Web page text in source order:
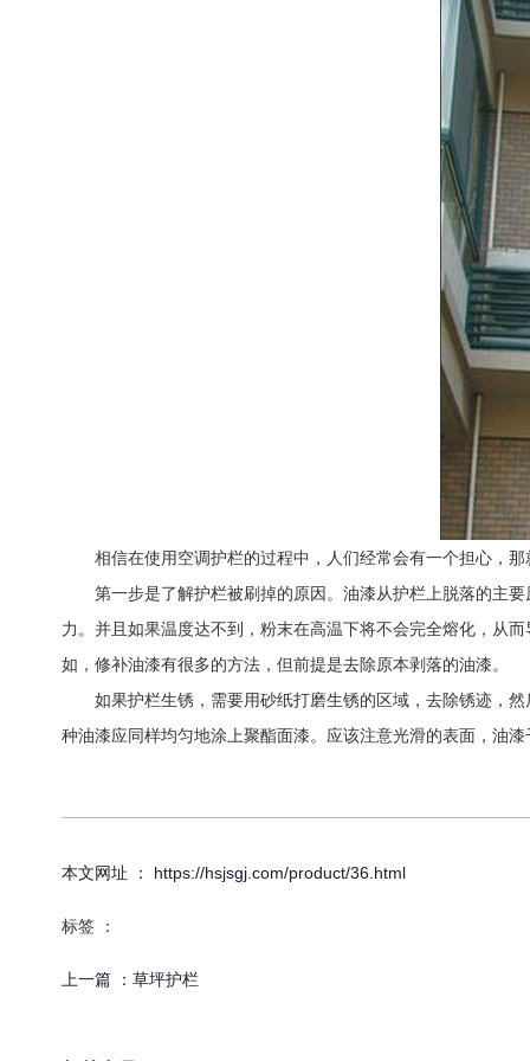
相信在使用空调护栏的过程中，人们经常会有一个担心，那
第一步是了解护栏被刷掉的原因。油漆从护栏上脱落的主要
力。并且如果温度达不到，粉末在高温下将不会完全熔化，从
如，修补油漆有很多的方法，但前提是去除原本剥落的油漆。
如果护栏生锈，需要用砂纸打磨生锈的区域，去除锈迹，然
种油漆应同样均匀地涂上聚酯面漆。应该注意光滑的表面，油
本文网址 ： https://hsjsgj.com/product/36.html
标签 ：
上一篇 ： 草坪护栏